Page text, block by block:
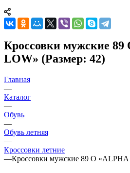
Кроссовки мужские
LOW» (Размер: 42)
Главная
—
Каталог
—
Обувь
—
Обувь летняя
—
Кроссовки летние
—Кроссовки мужские 89 О